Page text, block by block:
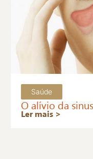
Saúde
O alívio da
Ler mais >